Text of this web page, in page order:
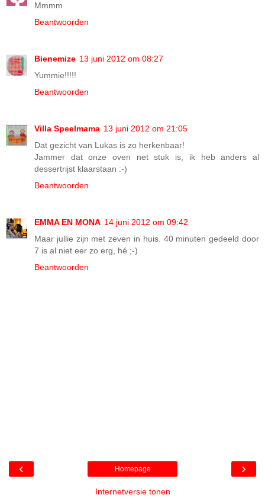
Mmmm
Beantwoorden
Bienemize 13 juni 2012 om 08:27
Yummie!!!!!
Beantwoorden
Villa Speelmama 13 juni 2012 om 21:05
Dat gezicht van Lukas is zo herkenbaar!
Jammer dat onze oven net stuk is, ik heb anders al
dessertrijst klaarstaan :-)
Beantwoorden
EMMA EN MONA 14 juni 2012 om 09:42
Maar jullie zijn met zeven in huis. 40 minuten gedeeld door
7 is al niet eer zo erg, hé ;-)
Beantwoorden
‹ ›
Homepage
Internetversie tonen